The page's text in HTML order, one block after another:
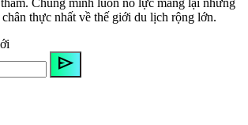
Chúng mình luôn nỗ lực mang lại những
thực nhất về thế giới du lịch rộng lớn.
send